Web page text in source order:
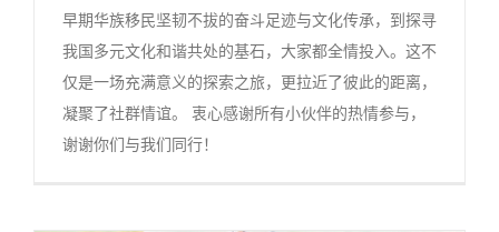
早期华族移民坚韧不拔的奋斗足迹与文化传承，到探寻
我国多元文化和谐共处的基石，大家都全情投入。这不
仅是一场充满意义的探索之旅，更拉近了彼此的距离，
凝聚了社群情谊。 衷心感谢所有小伙伴的热情参与，
谢谢你们与我们同行！